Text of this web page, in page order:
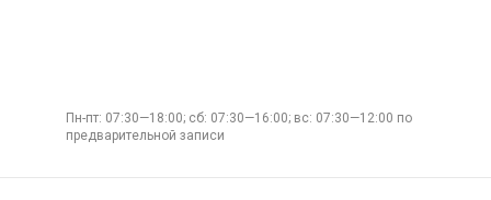
Пн-пт: 07:30—18:00; сб: 07:30—16:00; вс: 07:30—12:00 по
предварительной записи